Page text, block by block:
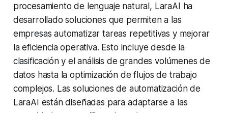
procesamiento de lenguaje natural, LaraAI ha
desarrollado soluciones que permiten a las
empresas automatizar tareas repetitivas y mejorar
la eficiencia operativa. Esto incluye desde la
clasificación y el análisis de grandes volúmenes de
datos hasta la optimización de flujos de trabajo
complejos. Las soluciones de automatización de
LaraAI están diseñadas para adaptarse a las